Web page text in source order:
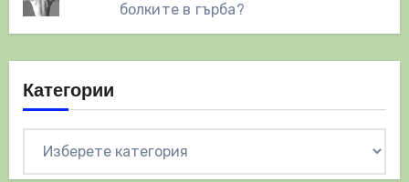
болките в гърба?
Категории